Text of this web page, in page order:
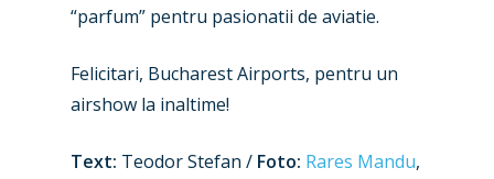
“parfum” pentru pasionatii de aviatie.
Felicitari, Bucharest Airports, pentru un
airshow la inaltime!
Text: Teodor Stefan / Foto: Rares Mandu,